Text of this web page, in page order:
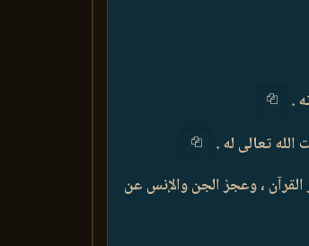
.
تعالى له .
القرآن ، وعجز الجن والإنس عن